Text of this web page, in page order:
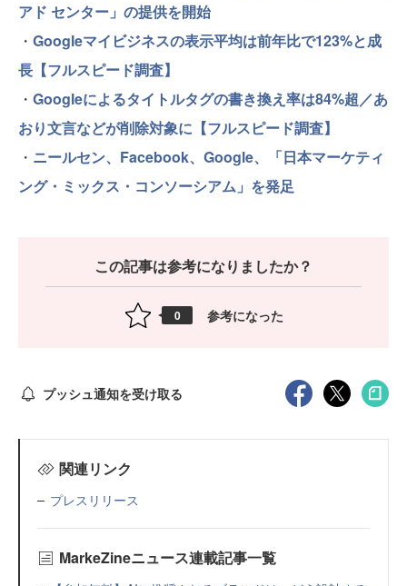
アド センター」の提供を開始
・ Googleマイビジネスの表示平均は前年比で123%と成
長【フルスピード調査】
・ Googleによるタイトルタグの書き換え率は84%超／あ
おり文言などが削除対象に【フルスピード調査】
・ ニールセン、Facebook、Google、「日本マーケティ
ング・ミックス・コンソーシアム」を発足
この記事は参考になりましたか？
0 参考になった
プッシュ通知を受け取る
関連リンク
プレスリリース
MarkeZineニュース連載記事一覧